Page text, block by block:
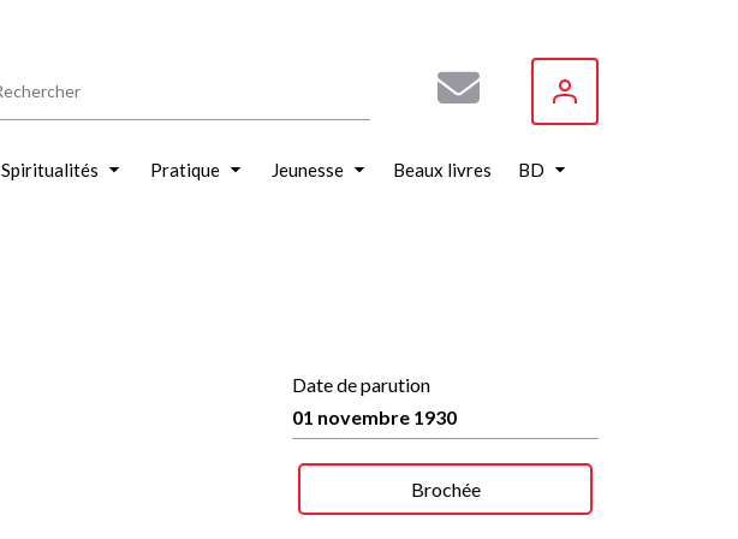
Spiritualités Pratique Jeunesse Beaux livres BD
Date de parution
01 novembre 1930
Brochée